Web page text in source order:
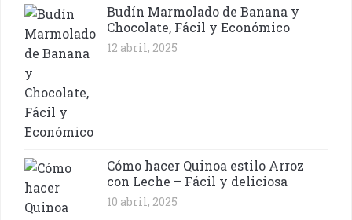
Budín Marmolado de Banana y
Chocolate, Fácil y Económico
12 abril, 2025
Cómo hacer Quinoa estilo Arroz
con Leche – Fácil y deliciosa
10 abril, 2025